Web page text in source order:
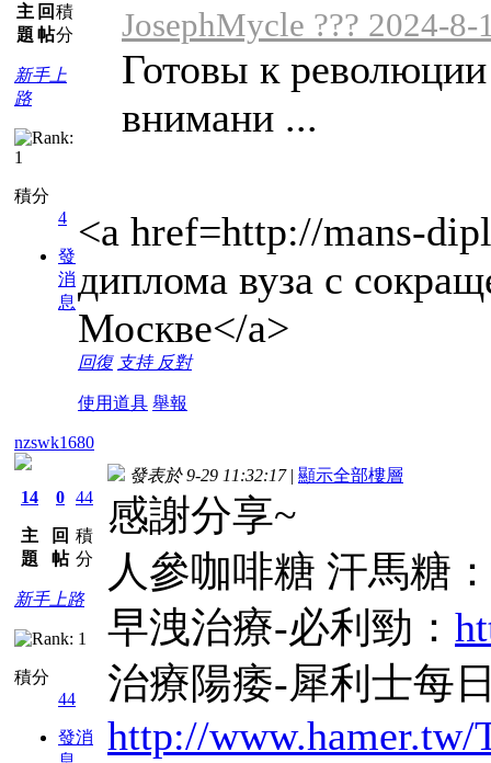
主
題
回
帖
積
分
新手上
路
積分
4
發
消
息
JosephMycle ??? 2024-8-
Готовы к
внимани ...
<a href=http://mans-
диплома вуза с
Москве</a>
回復 支持 反對
使用道具 舉報
nzswk1680
14
主
題
0
回
帖
44
積
分
新手上路
積分
44
發消
發表於 9-29 11:32:17 | 顯示全部樓層
感謝分享~
人參咖啡糖 汗馬糖
早洩治療-必利勁：
治療陽痿-犀利士每
http://www.hamer.tw/